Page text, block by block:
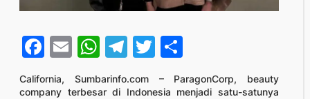
Facebook
EmailWhatsApp
Telegram
Twitter
California, Sumbarinfo.com – ParagonCorp, beauty
company terbesar di Indonesia menjadi satu-satunya